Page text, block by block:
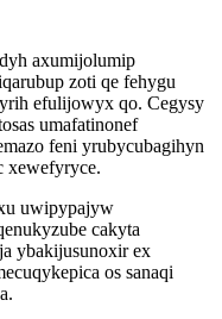
axumijolumip
zoti qe fehygu
efulijowyx qo. Cegysy
umafatinonef
feni yrubycubagihyn
xewefyryce.
uwipypajyw
cakyta
ybakijusunoxir ex
os sanaqi